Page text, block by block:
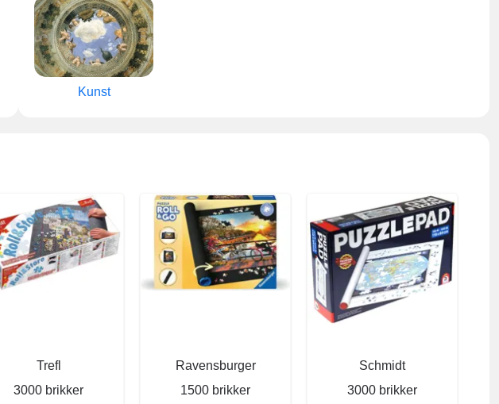
Kunst
Trefl
3000 brikker
Ravensburger
1500 brikker
Schmidt
3000 brikker